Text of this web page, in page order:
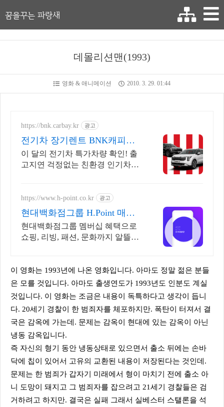
꿈을꾸는 파랑새
데몰리션맨(1993)
영화 & 애니메이션 2010. 3. 29. 01:44
https://bnk.carbay.kr 광고
전기차 장기렌트 BNK캐피탈
전기차 인기모델 타임특가
이 달의 전기차 특가차량 확인! 출
고지연 걱정없는 친환경 인기차량
로 선점하자!
https://www.h-point.co.kr 광고
현대백화점그룹 H.Point 매일
최대 5천 포인트 적립
현대백화점그룹 멤버십 혜택으로
쇼핑, 리빙, 패션, 문화까지 알뜰하
이 영화는 1993년에 나온 영화입니다. 아마도 정말 젊은 분들
은 모를 것입니다. 아마도 출생연도가 1993년도 인분도 계실
것입니다. 이 영화는 조금은 내용이 독특하다고 생각이 듭니
다. 20세기 경찰이 한 범죄자를 체포하지만. 폭탄이 터져서 결
국은 감옥에 가는데. 문제는 감옥이 현대에 있는 감옥이 아닌
냉동 감옥입니다.
즉 자신의 형기 동안 냉동상태로 있으면서 출소 뒤에는 손바
닥에 칩이 있어서 고유의 교환된 내용이 저장된다는 것인데.
문제는 한 범죄가 갑자기 미래에서 형이 마치기 전에 출소 아
니 도망이 돼지고 그 범죄자를 잡으려고 21세기 경찰들은 검
거하려고 하지만. 결국은 실패 그래서 실베스터 스탤론을 석